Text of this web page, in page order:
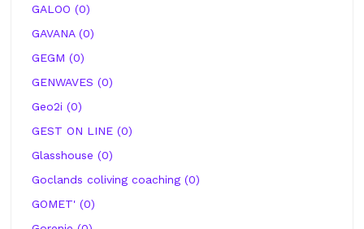
GALOO (0)
GAVANA (0)
GEGM (0)
GENWAVES (0)
Geo2i (0)
GEST ON LINE (0)
Glasshouse (0)
Goclands coliving coaching (0)
GOMET' (0)